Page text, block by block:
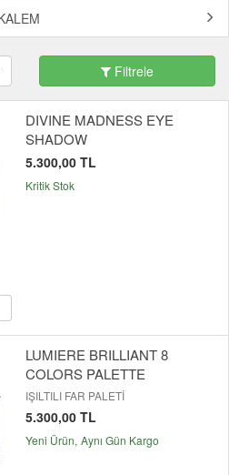
Filtrele
DIVINE MADNESS EYE
SHADOW
5.300,00 TL
Kritik Stok
LUMIERE BRILLIANT 8
COLORS PALETTE
IŞILTILI FAR PALETİ
5.300,00 TL
Yeni Ürün Aynı Gün Kargo